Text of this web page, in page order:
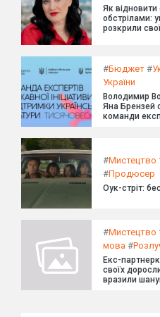
Як відновити
обстрілами:
розкрили
#Бюджет #
України
Володимир
Яна Брензей
команди
#Мистецтво
#Продюсер
Оук-стріт:
#Мистецтво
мова #
Екс-
своїх
вразили